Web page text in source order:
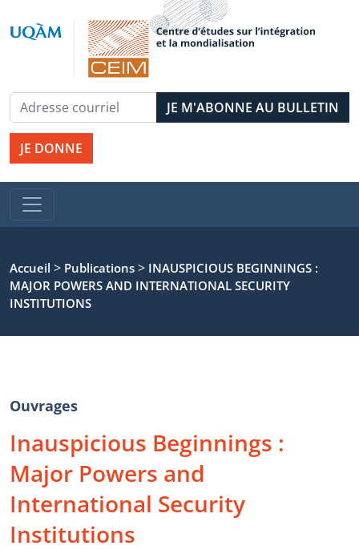
JE DONNE
Accueil > Publications > INAUSPICIOUS BEGINNINGS :
MAJOR POWERS AND INTERNATIONAL SECURITY
INSTITUTIONS
Ouvrages
Inauspicious Beginnings :
Major Powers and
International Security
Institutions